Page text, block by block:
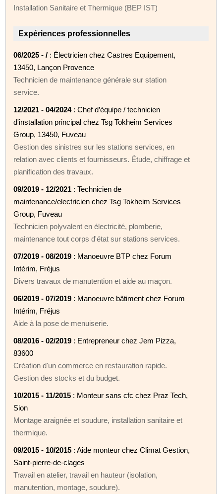
Installation Sanitaire et Thermique (BEP IST)
Expériences professionnelles
06/2025 - / : Électricien chez Castres Equipement,
13450, Lançon Provence
Technicien de maintenance générale sur station
service.
12/2021 - 04/2024: Chef d’équipe / technicien
d'installation principal chez Tsg Tokheim Services
Group, 13450, Fuveau
Gestion des sinistres sur les stations services, en
relation avec clients et fournisseurs. Étude, chiffrage et
planification des travaux.
09/2019 - 12/2021 : Technicien de
maintenance/electricien chez Tsg Tokheim Services
Group, Fuveau
Technicien polyvalent en électricité, plomberie,
maintenance tout corps d'état sur stations services.
07/2019 - 08/2019 : Manoeuvre BTP chez Forum
Intérim, Fréjus
Divers travaux de manutention et aide au maçon.
06/2019 - 07/2019 : Manoeuvre bâtiment chez Forum
Intérim, Fréjus
Aide à la pose de menuiserie.
08/2016 - 02/2019 : Entrepreneur chez Jem Pizza,
83600
Création d'un commerce en restauration rapide.
Gestion des stocks et du budget.
10/2015 - 11/2015 : Monteur sans cfc chez Praz Tech,
Sion
Montage araignée et soudure, installation sanitaire et
thermique.
09/2015 - 10/2015 : Aide monteur chez Climat Gestion,
Saint-pierre-de-clages
Travail en atelier, travail en hauteur (isolation,
manutention, montage, soudure).